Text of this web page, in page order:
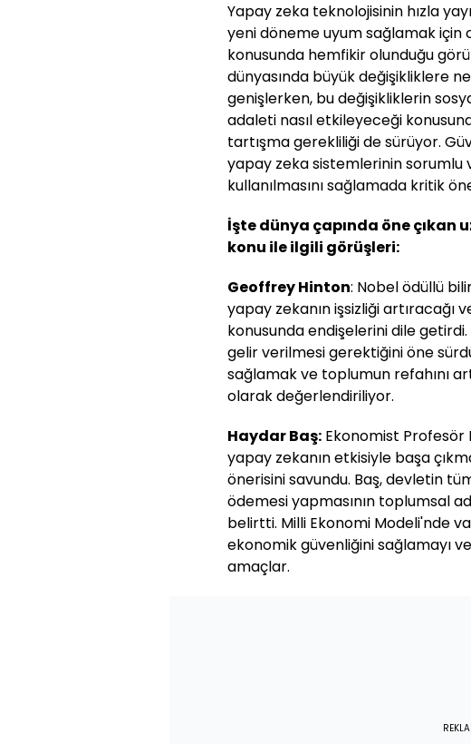
Yapay zeka teknolojisinin hızla
yeni döneme uyum sağlamak için
konusunda hemfikir olunduğu
dünyasında büyük değişikliklere
genişlerken, bu değişikliklerin
adaleti nasıl etkileyeceği
tartışma gerekliliği de sürüyor.
yapay zeka sistemlerinin sorumlu
kullanılmasını sağlamada kritik
İşte dünya çapında öne çıkan
konu ile ilgili görüşleri:
Geoffrey Hinton: Nobel ödüllü
yapay zekanın işsizliği artıracağı
konusunda endişelerini dile
gelir verilmesi gerektiğini öne
sağlamak ve toplumun refahını
olarak değerlendiriliyor.
Haydar Baş: Ekonomist Profesör
yapay zekanın etkisiyle başa
önerisini savundu. Baş, devletin
ödemesi yapmasının toplumsal
belirtti. Milli Ekonomi Modeli'nde
ekonomik güvenliğini sağlamayı
amaçlar.